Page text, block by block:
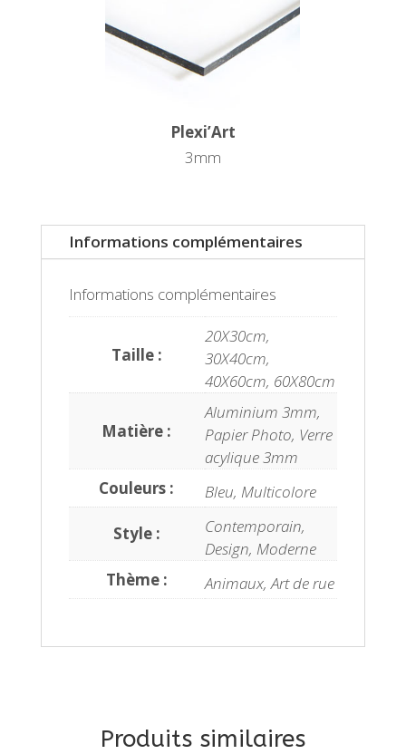
Plexi’Art
3mm
Informations complémentaires
Informations complémentaires
Taille :
20X30cm,
30X40cm,
40X60cm, 60X80cm
Matière :
Aluminium 3mm,
Papier Photo, Verre
acylique 3mm
Couleurs :
Bleu, Multicolore
Style :
Contemporain,
Design, Moderne
Thème :
Animaux, Art de rue
Produits similaires